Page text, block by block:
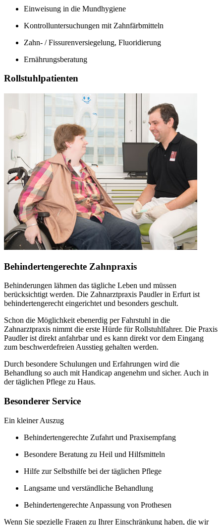
Einweisung in die Mundhygiene
Kontrolluntersuchungen mit Zahnfärbmitteln
Zahn- / Fissurenversiegelung, Fluoridierung
Ernährungsberatung
Rollstuhlpatienten
Behindertengerechte Zahnpraxis
Behinderungen lähmen das tägliche Leben und müssen
berücksichtigt werden. Die Zahnarztpraxis Paudler in Erfurt ist
behindertengerecht eingerichtet und besonders geschult.
Schon die Möglichkeit ebenerdig per Fahrstuhl in die
Zahnarztpraxis nimmt die erste Hürde für Rollstuhlfahrer. Die Praxis
Paudler ist direkt anfahrbar und es kann direkt vor dem Eingang
zum beschwerdefreien Ausstieg gehalten werden.
Durch besondere Schulungen und Erfahrungen wird die
Behandlung so auch mit Handicap angenehm und sicher. Auch in
der täglichen Pflege zu Haus.
Besonderer Service
Ein kleiner Auszug
Behindertengerechte Zufahrt und Praxisempfang
Besondere Beratung zu Heil und Hilfsmitteln
Hilfe zur Selbsthilfe bei der täglichen Pflege
Langsame und verständliche Behandlung
Behindertengerechte Anpassung von Prothesen
Wenn Sie spezielle Fragen zu Ihrer Einschränkung haben, die wir